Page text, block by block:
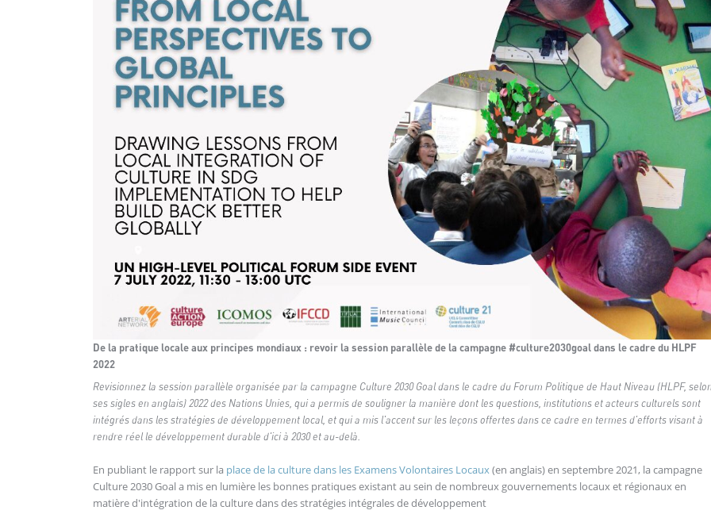
De la pratique locale aux principes mondiaux : revoir la session parallèle de la campagne #culture2030goal dans le cadre du HLPF
2022
Revisionnez la session parallèle organisée par la campagne Culture 2030 Goal dans le cadre du Forum Politique de Haut Niveau (HLPF, selon
ses sigles en anglais) 2022 des Nations Unies, qui a permis de souligner la manière dont les questions, institutions et acteurs culturels sont
intégrés dans les stratégies de développement local, et qui a mis l'accent sur les leçons offertes dans ce cadre en termes d'efforts visant à
rendre réel le développement durable d'ici à 2030 et au-delà.
En publiant le rapport sur la place de la culture dans les Examens Volontaires Locaux(en anglais) en septembre 2021, la campagne
Culture 2030 Goal a mis en lumière les bonnes pratiques existant au sein de nombreux gouvernements locaux et régionaux en
matière d'intégration de la culture dans des stratégies intégrales de développement